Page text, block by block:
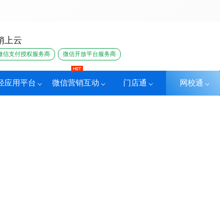
上云
应用平台 微信营销互动 门店通 网校通
信支付授权服务商 微信开放平台服务商